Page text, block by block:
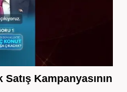
Kampanyasının